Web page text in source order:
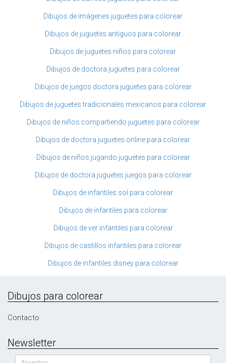
Dibujos de imágenes juguetes para colorear
Dibujos de juguetes antiguos para colorear
Dibujos de juguetes niños para colorear
Dibujos de doctora juguetes para colorear
Dibujos de juegos doctora juguetes para colorear
Dibujos de juguetes tradicionales mexicanos para colorear
Dibujos de niños compartiendo juguetes para colorear
Dibujos de doctora juguetes online para colorear
Dibujos de niños jugando juguetes para colorear
Dibujos de doctora juguetes juegos para colorear
Dibujos de infantiles sol para colorear
Dibujos de infantiles para colorear
Dibujos de ver infantiles para colorear
Dibujos de castillos infantiles para colorear
Dibujos de infantiles disney para colorear
Dibujos para colorear
Contacto
Newsletter
Nombre